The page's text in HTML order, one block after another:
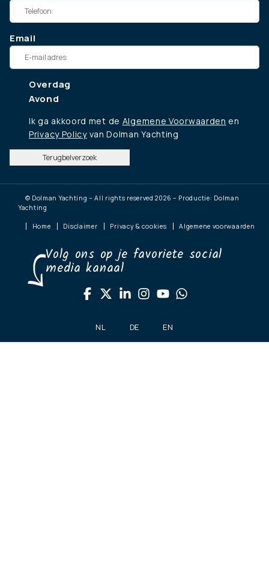
Email
Overdag
Avond
Ik ga akkoord met de Algemene Voorwaarden en
Privacy Policyvan Dolman Yachting
Terugbelverzoek
© Dolman Yachting – All rights reserved 2026 – Productie: Dolman
Yachting
Home Disclaimer Privacy & cookies Algemene voorwaarden
Volg ons op je favoriete social
media kanaal
NL DE EN